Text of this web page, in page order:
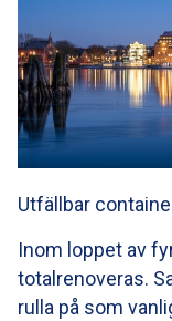
Utfällbar
Inom loppet av
totalrenoveras.
rulla på som